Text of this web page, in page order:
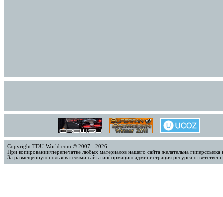
Copyright TDU-World.com © 2007 - 2026
При копировании/перепечатке любых материалов нашего сайта желательна
За размещённую пользователями сайта информацию администрация ресурса